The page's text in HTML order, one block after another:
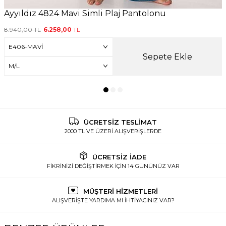
Ayyıldız 4824 Mavi Simli Plaj Pantolonu
8.940,00TL 6.258,00 TL
Sepete Ekle
ÜCRETSİZ TESLİMAT
2000 TL VE ÜZERİ ALIŞVERİŞLERDE
ÜCRETSİZ İADE
FİKRİNİZİ DEĞİŞTİRMEK İÇİN 14 GÜNÜNÜZ VAR
MÜŞTERİ HİZMETLERİ
ALIŞVERİŞTE YARDIMA MI İHTİYACINIZ VAR?